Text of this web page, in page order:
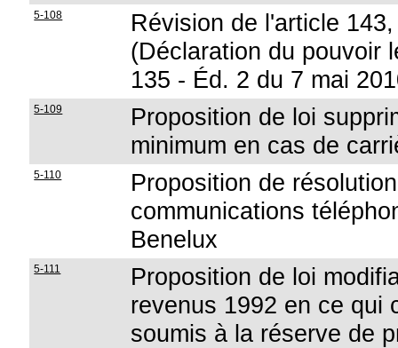
5-108
Révision de l'article
(Déclaration du pouvoir
135 - Éd. 2 du 7 mai
5-109
Proposition de loi
minimum en cas de
5-110
Proposition de
communications
Benelux
5-111
Proposition de loi
revenus 1992 en ce qui
soumis à la réserve de